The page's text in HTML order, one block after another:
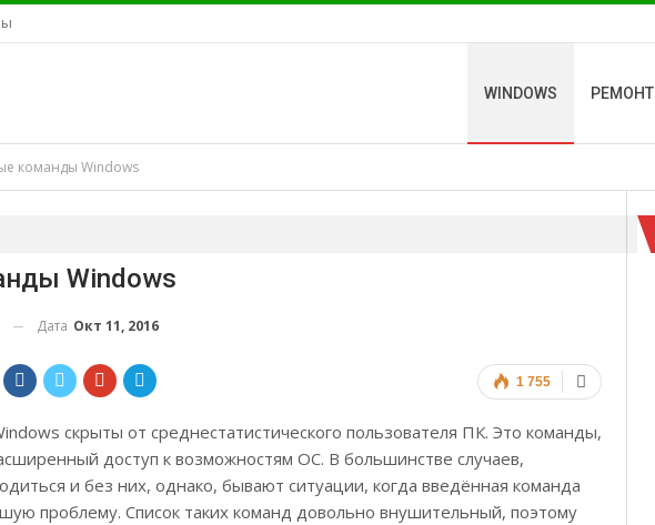
WINDOWS РЕМОНТ
команды Windows
Windows
Дата Окт 11, 2016
1 755
скрыты от среднестатистического пользователя ПК. Это команды,
доступ к возможностям ОС. В большинстве случаев,
и без них, однако, бывают ситуации, когда введённая команда
проблему. Список таких команд довольно внушительный, поэтому